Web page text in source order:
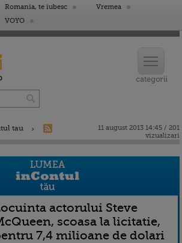
Romania, te iubesc
Vremea
VOYO
tau
11 august 2013 14:45 / 201
vizualizari
actorului Steve
scoasa la licitatie,
7,4 milioane de dolari